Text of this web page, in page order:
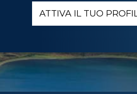
ATTIVA IL TUO